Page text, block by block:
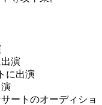
演
に出演
ートのオーディショ